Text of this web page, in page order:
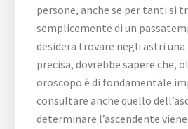
persone, anche se per tanti si
semplicemente di un
desidera trovare negli astri
precisa, dovrebbe sapere che,
oroscopo è di fondamentale
consultare anche quello
determinare l’ascendente